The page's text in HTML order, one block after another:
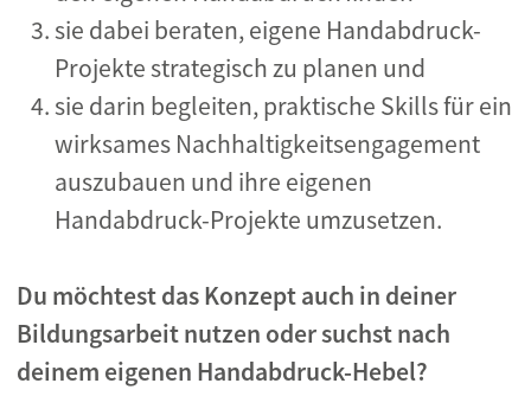
sie dabei beraten, eigene Handabdruck-
Projekte strategisch zu planen und
sie darin begleiten, praktische Skills für ein
wirksames Nachhaltigkeitsengagement
auszubauen und ihre eigenen
Handabdruck-Projekte umzusetzen.
Du möchtest das Konzept auch in deiner
Bildungsarbeit nutzen oder suchst nach
deinem eigenen Handabdruck-Hebel?